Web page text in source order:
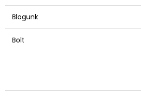
Blogunk
Bolt